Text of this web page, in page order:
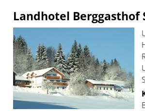
Landhotel Berggasthof